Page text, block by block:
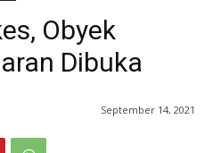
Obyek
Dibuka
September 14, 2021